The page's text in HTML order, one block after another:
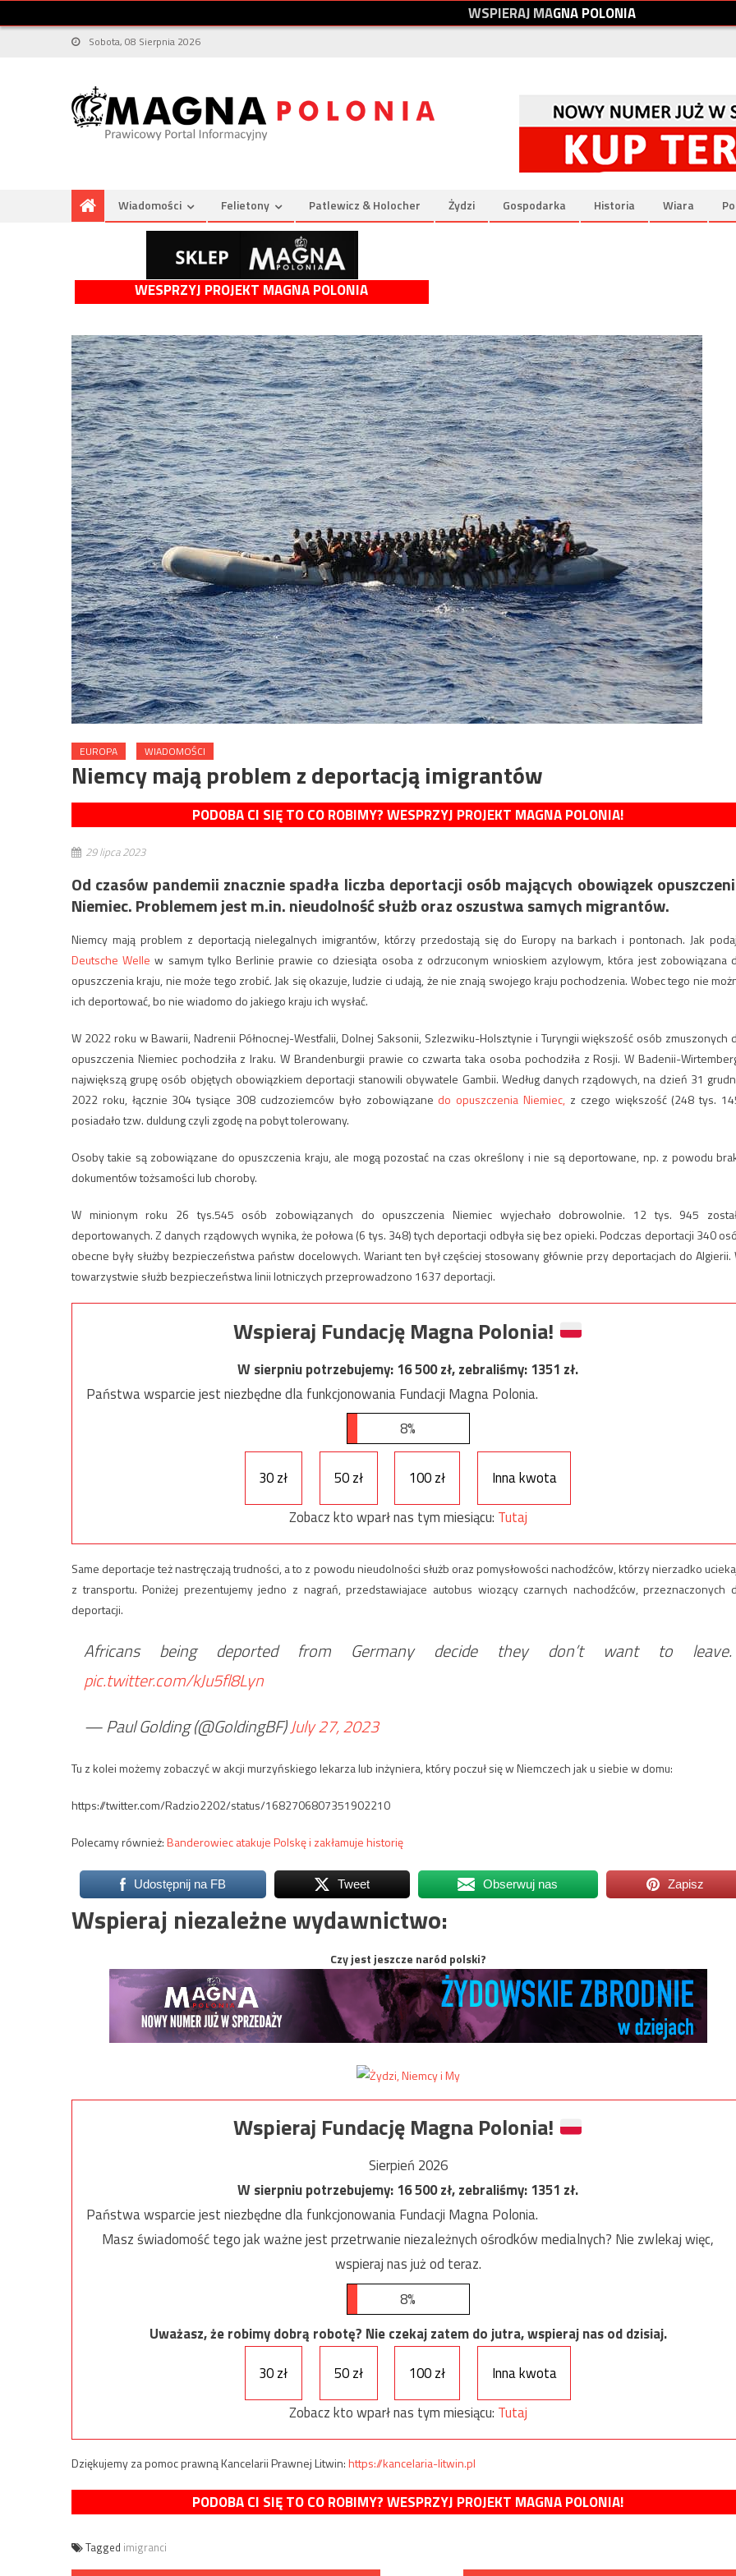
WSPIERAJMAGNAPOLONIA
Sobota, 08 Sierpnia 2026
Wiadomości Felietony Patlewicz & Holocher Żydzi Gospodarka Historia Wiara
WESPRZYJ PROJEKT MAGNA POLONIA
EUROPA WIADOMOŚCI
Niemcy mają problem z deportacją imigrantów
PODOBA CI SIĘ TO CO ROBIMY? WESPRZYJ PROJEKT MAGNA POLONIA!
29 lipca 2023
Od czasów pandemii znacznie spadła liczba deportacji osób mających obowiązek
Niemiec. Problemem jest m.in. nieudolność służb oraz oszustwa samych migrantów.
Niemcy mają problem z deportacją nielegalnych imigrantów, którzy przedostają się do Europy na barkach i pontonach. Jak
Deutsche Welle w samym tylko Berlinie prawie co dziesiąta osoba z odrzuconym wnioskiem azylowym, która jest zobowiązana
opuszczenia kraju, nie może tego zrobić. Jak się okazuje, ludzie ci udają, że nie znają swojego kraju pochodzenia. Wobec tego nie
ich deportować, bo nie wiadomo do jakiego kraju ich wysłać.
W 2022 roku w Bawarii, Nadrenii Północnej-Westfalii, Dolnej Saksonii, Szlezwiku-Holsztynie i Turyngii większość osób zmuszonych
opuszczenia Niemiec pochodziła z Iraku. W Brandenburgii prawie co czwarta taka osoba pochodziła z Rosji. W Badenii-
największą grupę osób objętych obowiązkiem deportacji stanowili obywatele Gambii. Według danych rządowych, na dzień 31
2022 roku, łącznie 304 tysiące 308 cudzoziemców było zobowiązane do opuszczenia Niemiec, z czego większość (248 tys.
posiadało tzw. duldung czyli zgodę na pobyt tolerowany.
Osoby takie są zobowiązane do opuszczenia kraju, ale mogą pozostać na czas określony i nie są deportowane, np. z powodu
dokumentów tożsamości lub choroby.
W minionym roku 26 tys.545 osób zobowiązanych do opuszczenia Niemiec wyjechało dobrowolnie. 12 tys. 945
deportowanych. Z danych rządowych wynika, że połowa (6 tys. 348) tych deportacji odbyła się bez opieki. Podczas deportacji 340
obecne były służby bezpieczeństwa państw docelowych. Wariant ten był częściej stosowany głównie przy deportacjach do Algierii.
towarzystwie służb bezpieczeństwa linii lotniczych przeprowadzono 1637 deportacji.
Wspieraj Fundację Magna Polonia!
W sierpniu potrzebujemy:16 500zł, zebraliśmy:1351 zł.
Państwa wsparcie jest niezbędne dla funkcjonowania Fundacji Magna Polonia.
8%
30 zł 50 zł 100 zł
Inna kwota
Zobacz kto wparł nas tym miesiącu: Tutaj
Same deportacje też nastręczają trudności, a to z powodu nieudolności służb oraz pomysłowości nachodźców, którzy nierzadko
z transportu. Poniżej prezentujemy jedno z nagrań, przedstawiajace autobus wiozący czarnych nachodźców, przeznaczonych
deportacji.
Africans being deported from Germany decide they don’t want to leave.
pic.twitter.com/kJu5fl8Lyn
— Paul Golding (@GoldingBF)July 27, 2023
Tu z kolei możemy zobaczyć w akcji murzyńskiego lekarza lub inżyniera, który poczuł się w Niemczech jak u siebie w domu:
https://twitter.com/Radzio2202/status/1682706807351902210
Polecamy również:Banderowiec atakuje Polskę i zakłamuje historię
Udostępnij na FB Tweet Obserwuj nas Zapisz
Wspieraj niezależne wydawnictwo:
Czy jest jeszcze naród polski?
Wspieraj Fundację Magna Polonia!
Sierpień 2026
W sierpniu potrzebujemy:16 500zł, zebraliśmy:1351 zł.
Państwa wsparcie jest niezbędne dla funkcjonowania Fundacji Magna Polonia.
Masz świadomość tego jak ważne jest przetrwanie niezależnych ośrodków medialnych? Nie zwlekaj więc,
wspieraj nas już od teraz.
8%
Uważasz, że robimy dobrą robotę? Nie czekaj zatem do jutra, wspieraj nas od dzisiaj.
30 zł
50 zł 100 zł
Inna kwota
Zobacz kto wparł nas tym miesiącu: Tutaj
Dziękujemy za pomoc prawną Kancelarii Prawnej Litwin:https://kancelaria-litwin.pl
PODOBA CI SIĘ TO CO ROBIMY? WESPRZYJ PROJEKT MAGNA POLONIA!
Tagged imigranci